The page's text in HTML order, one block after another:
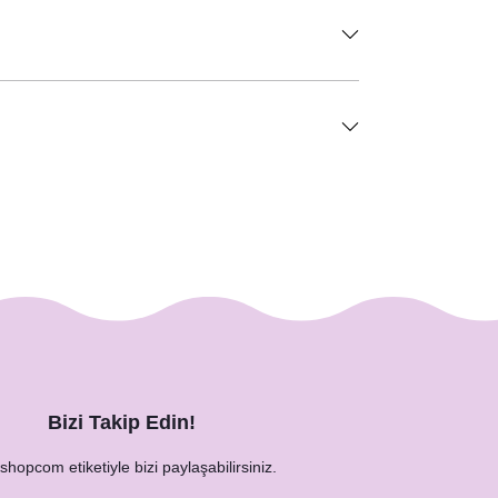
Bizi Takip Edin!
etiketiyle bizi paylaşabilirsiniz.